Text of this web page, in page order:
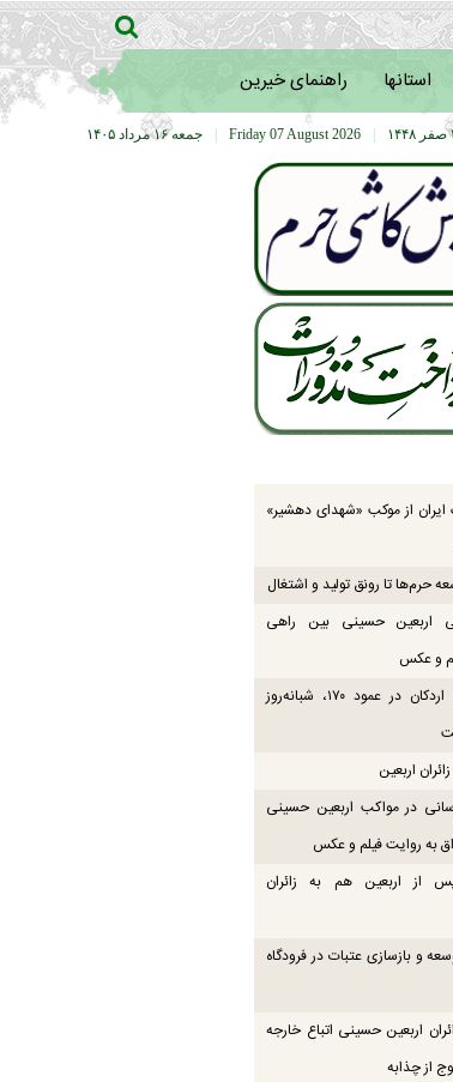
استانها راهنمای خیرین
جمعه ۱۶ مرداد ۱۴۰۵ Friday 07 August 2026
ایران از موکب «شهدای دهشیر»
حرم‌ها تا رونق تولید و اشتغال
اربعین حسینی بین راهی
و عکس
موکب شهدای چادرملو اردکان در عمود ۱۷۰، شبانه‌روز
اربعین
در مواکب اربعین حسینی
به روایت فیلم و عکس
تا ۲ روز پس از اربعین هم به زائران
و بازسازی عتبات در فرودگاه
اربعین حسینی اتباع خارجه
از چذابه